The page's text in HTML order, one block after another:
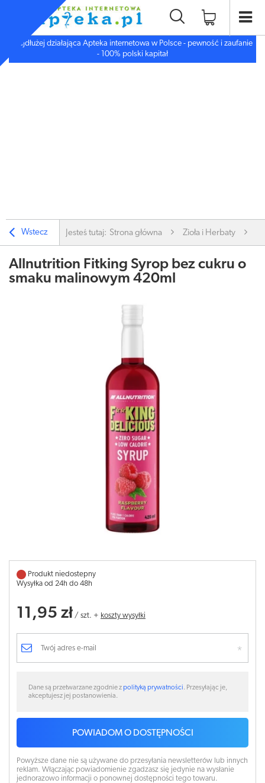
Najdłużej działająca Apteka internetowa w Polsce - pewność i zaufanie
- 100% polski kapitał
Wstecz Jesteś tutaj: Strona główna Zioła i Herbaty
Allnutrition Fitking Syrop bez cukru o
smaku malinowym 420ml
Produkt niedostepny
Wysyłka od 24h do 48h
11,95 zł / szt. + koszty wysyłki
Dane są przetwarzane zgodnie zpolityką prywatności. Przesyłając je,
akceptujesz jej postanowienia.
POWIADOM O DOSTĘPNOŚCI
Powyższe dane nie są używane do przesyłania newsletterów lub innych
reklam. Włączając powiadomienie zgadzasz się jedynie na wysłanie
jednorazowo informacji o ponownej dostępności tego towaru.